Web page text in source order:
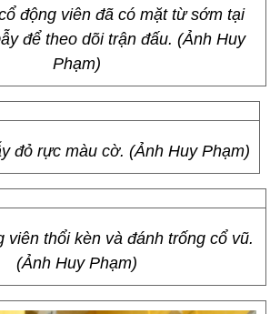
động viên đã có mặt từ sớm tại
để theo dõi trận đấu. (Ảnh Huy
Phạm)
đỏ rực màu cờ. (Ảnh Huy Phạm)
viên thổi kèn và đánh trống cổ vũ.
(Ảnh Huy Phạm)